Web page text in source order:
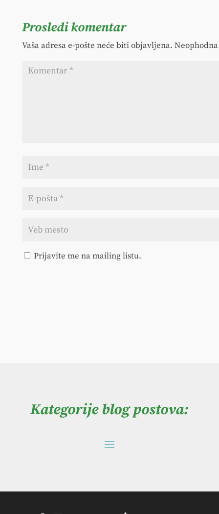
Prosledi komentar
Vaša adresa e-pošte neće biti objavljena.
Prijavite me na mailing listu.
Kategorije blog postova: